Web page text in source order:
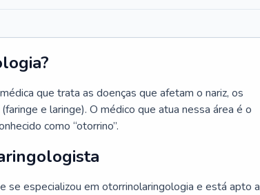
que trata as doenças que afetam o nariz, os
e laringe). O médico que atua nessa área é o
como “otorrino”.
se especializou em otorrinolaringologia e está apto a